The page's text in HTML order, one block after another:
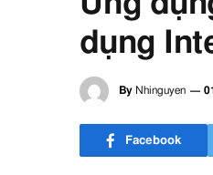
dụng
By Nhinguyen
Facebook